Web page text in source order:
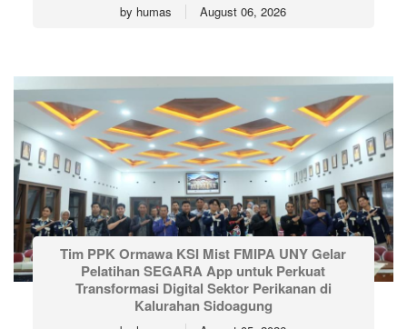
by humas August 06, 2026
Tim PPK Ormawa KSI Mist FMIPA UNY Gelar
Pelatihan SEGARA App untuk Perkuat
Transformasi Digital Sektor Perikanan di
Kalurahan Sidoagung